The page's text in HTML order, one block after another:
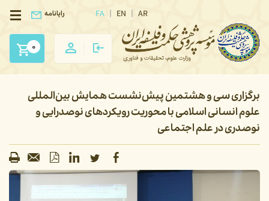
FA EN AR رایانامه
0
برگزاری سی و هشتمین پیش‌نشست همایش بین‌المللی
علوم انسانی اسلامی با محوریت رویکردهای نوصدرایی و
نوصدری در علم اجتماعی